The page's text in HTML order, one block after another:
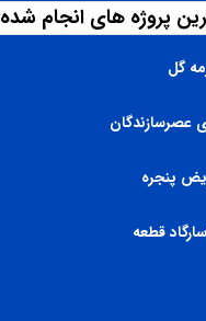
پروژه های انجام شده
گل
عصرسازندگان
پنجره
قطعه